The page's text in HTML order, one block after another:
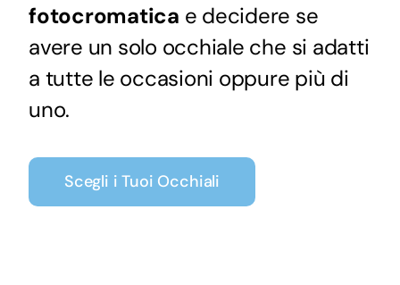
fotocromatica e decidere se
avere un solo occhiale che si adatti
a tutte le occasioni oppure più di
uno.
Scegli i Tuoi Occhiali